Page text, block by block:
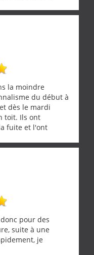
mis en
assurée.
la moindre
du début à
dès le mardi
toit. Ils ont
fuite et l'ont
compétente. C'est
sur des
encore !
pour des
suite à une
je